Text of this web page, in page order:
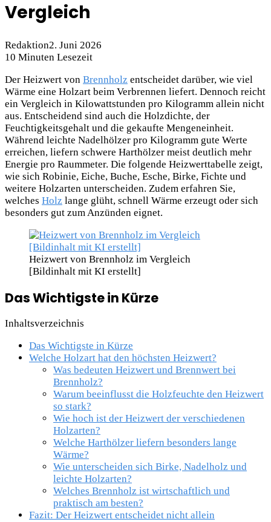
Vergleich
Redaktion2. Juni 2026
10 Minuten Lesezeit
Der Heizwert von Brennholz entscheidet darüber, wie viel
Wärme eine Holzart beim Verbrennen liefert. Dennoch reicht
ein Vergleich in Kilowattstunden pro Kilogramm allein nicht
aus. Entscheidend sind auch die Holzdichte, der
Feuchtigkeitsgehalt und die gekaufte Mengeneinheit.
Während leichte Nadelhölzer pro Kilogramm gute Werte
erreichen, liefern schwere Harthölzer meist deutlich mehr
Energie pro Raummeter. Die folgende Heizwerttabelle zeigt,
wie sich Robinie, Eiche, Buche, Esche, Birke, Fichte und
weitere Holzarten unterscheiden. Zudem erfahren Sie,
welches Holz lange glüht, schnell Wärme erzeugt oder sich
besonders gut zum Anzünden eignet.
Heizwert von Brennholz im Vergleich
[Bildinhalt mit KI erstellt]
Das Wichtigste in Kürze
Inhaltsverzeichnis
Das Wichtigste in Kürze
Welche Holzart hat den höchsten Heizwert?
Was bedeuten Heizwert und Brennwert bei
Brennholz?
Warum beeinflusst die Holzfeuchte den Heizwert
so stark?
Wie hoch ist der Heizwert der verschiedenen
Holzarten?
Welche Harthölzer liefern besonders lange
Wärme?
Wie unterscheiden sich Birke, Nadelholz und
leichte Holzarten?
Welches Brennholz ist wirtschaftlich und
praktisch am besten?
Fazit: Der Heizwert entscheidet nicht allein